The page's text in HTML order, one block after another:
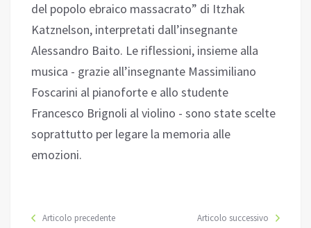
del popolo ebraico massacrato” di Itzhak
Katznelson, interpretati dall’insegnante
Alessandro Baito. Le riflessioni, insieme alla
musica - grazie all’insegnante Massimiliano
Foscarini al pianoforte e allo studente
Francesco Brignoli al violino - sono state scelte
soprattutto per legare la memoria alle
emozioni.
Articolo precedente Articolo successivo